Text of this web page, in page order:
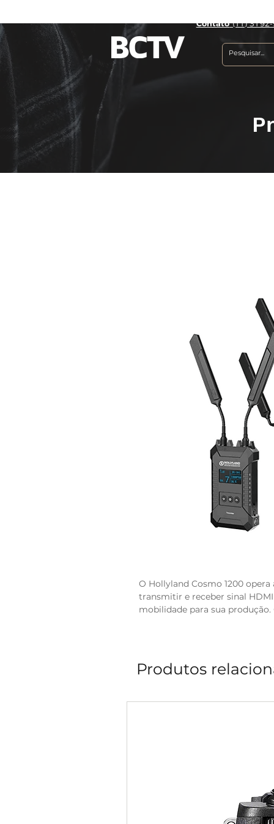
Contato(11)
O Hollyland Cosmo 1200
transmitir e receber sinal
mobilidade para sua
Produtos